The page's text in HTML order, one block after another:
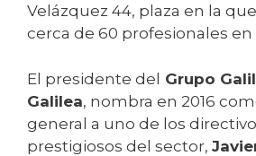
Velázquez 44, plaza en la
cerca de 60 profesionales en
El presidente del Grupo
Galilea, nombra en 2016
general a uno de los
prestigiosos del sector,